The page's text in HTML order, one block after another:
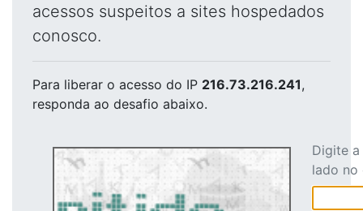
acessos suspeitos a sites hospedados
conosco.
Para liberar o acesso do IP 216.73.216.241,
responda ao desafio abaixo.
Digite
lado no